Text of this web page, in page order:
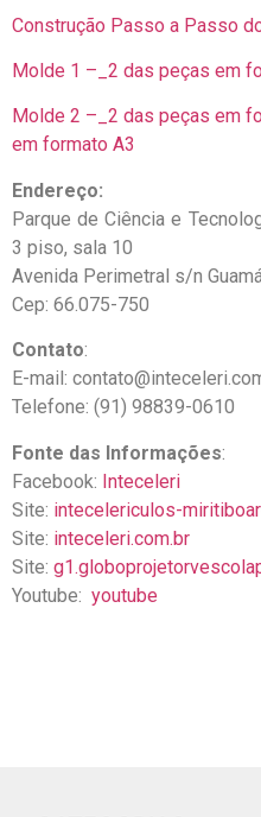
Construção Passo a Passo
Molde 1 – _2 das peças em
Molde 2 – _2 das peças em
em formato A3
Endereço:
Parque de Ciência e
3 piso, sala 10
Avenida Perimetral s/n
Cep: 66.075-750
Contato:
E-mail:
Telefone: (91) 98839-0610
Fonte das Informações:
Facebook: Inteceleri
Site: intecelericulos-
Site: inteceleri.com.br
Site:
Youtube: youtube